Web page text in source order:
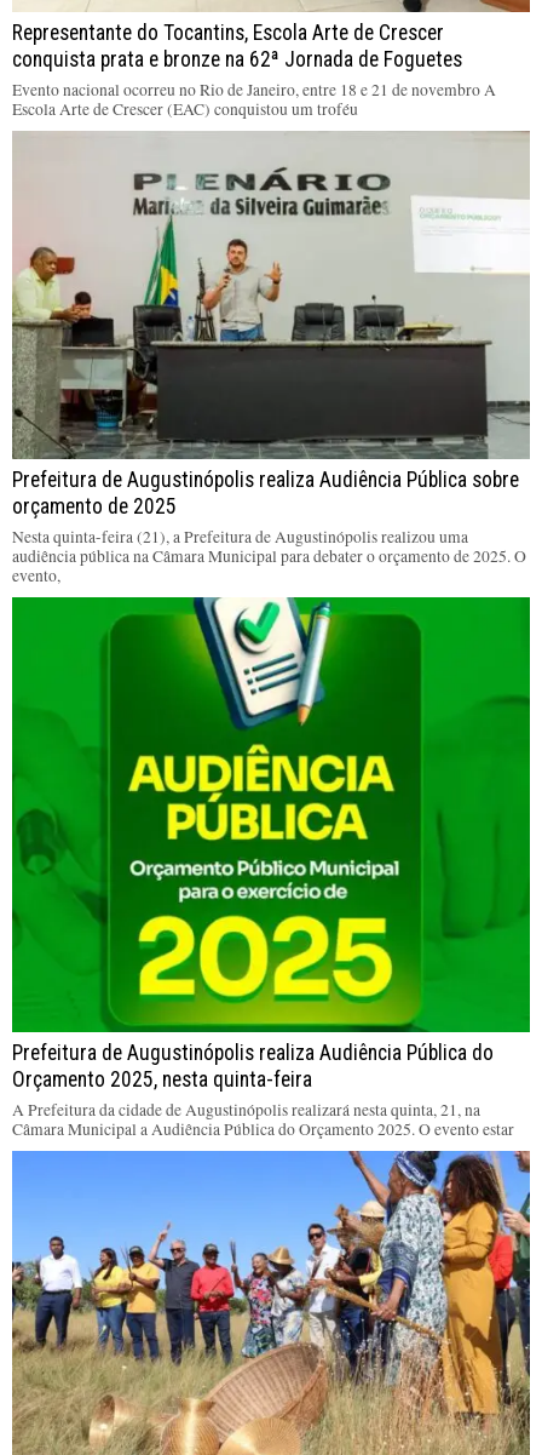
Representante do Tocantins, Escola Arte de Crescer
conquista prata e bronze na 62ª Jornada de Foguetes
Evento nacional ocorreu no Rio de Janeiro, entre 18 e 21 de novembro A
Escola Arte de Crescer (EAC) conquistou um troféu
Prefeitura de Augustinópolis realiza Audiência Pública sobre
orçamento de 2025
Nesta quinta-feira (21), a Prefeitura de Augustinópolis realizou uma
audiência pública na Câmara Municipal para debater o orçamento de 2025. O
evento,
Prefeitura de Augustinópolis realiza Audiência Pública do
Orçamento 2025, nesta quinta-feira
A Prefeitura da cidade de Augustinópolis realizará nesta quinta, 21, na
Câmara Municipal a Audiência Pública do Orçamento 2025. O evento estar